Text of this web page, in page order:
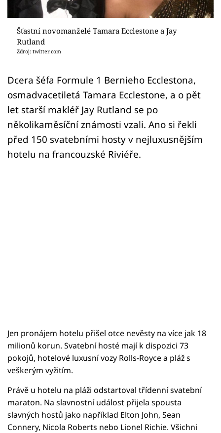
Sledujte prima+
Přihlášení
Sledujte nás
Šťastní novomanželé Tamara Ecclestone a Jay
Rutland
Zdroj: twitter.com
Dcera šéfa Formule 1 Bernieho Ecclestona,
osmadvacetiletá Tamara Ecclestone, a o pět
let starší makléř Jay Rutland se po
několikaměsíční známosti vzali. Ano si řekli
před 150 svatebními hosty v nejluxusnějším
hotelu na francouzské Riviéře.
Jen pronájem hotelu přišel otce nevěsty na více jak 18
milionů korun. Svatební hosté mají k dispozici 73
pokojů, hotelové luxusní vozy Rolls-Royce a pláž s
veškerým vyžitím.
Právě u hotelu na pláži odstartoval třídenní svatební
maraton. Na slavnostní událost přijela spousta
slavných hostů jako například Elton John, Sean
Connery, Nicola Roberts nebo Lionel Richie. Všichni